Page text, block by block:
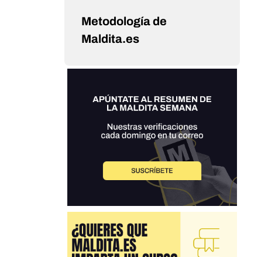
Metodología de
Maldita.es